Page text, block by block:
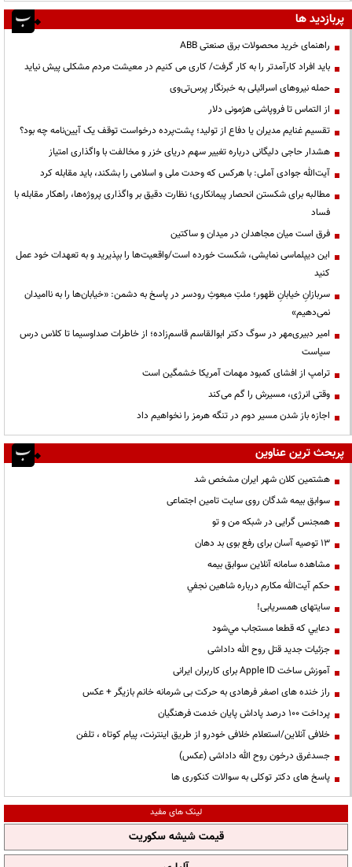
پربازدید ها
راهنمای خرید محصولات برق صنعتی ABB
باید افراد کارآمدتر را به کار گرفت/ کاری می کنیم در معیشت مردم مشکلی پیش نیاید
حمله نیروهای اسرائیلی به خبرنگار پرس‌تی‌وی
از التماس تا فروپاشی هژمونی دلار
تقسیم غنایم مدیران یا دفاع از تولید؛ پشت‌پرده درخواست توقف یک آیین‌نامه چه بود؟
هشدار حاجی دلیگانی درباره تغییر سهم دریای خزر و مخالفت با واگذاری امتیاز
آیت‌الله جوادی آملی: با هرکس که وحدت ملی و اسلامی را بشکند، باید مقابله کرد
مطالبه برای شکستن انحصار پیمانکاری؛ نظارت دقیق بر واگذاری پروژه‌ها، راهکار مقابله با
فساد
فرق است میان مجاهدان در میدان و ساکتین
این دیپلماسی نمایشی، شکست خورده است/واقعیت‌ها را بپذیرید و به تعهدات خود عمل
کنید
سربازانِ خیابانِ ظهور؛ ملتِ مبعوثِ رودسر در پاسخ به دشمن: «خیابان‌ها را به ناامیدان
نمی‌دهیم»
امیر دبیری‌مهر در سوگ دکتر ابوالقاسم قاسم‌زاده؛ از خاطرات صداوسیما تا کلاس درس
سیاست
ترامپ از افشای کمبود مهمات آمریکا خشمگین است
وقتی انرژی، مسیرش را گم می‌کند
اجازه باز شدن مسیر دوم در تنگه هرمز را نخواهیم داد
پربحث ترین عناوین
هشتمین کلان شهر ایران مشخص شد
سوابق بیمه شدگان روی سایت تامین اجتماعی
همجنس گرایی در شبکه من و تو
13 توصیه آسان برای رفع بوی بد دهان
مشاهده سامانه آنلاين سوابق بیمه
حكم آيت‌الله مكارم درباره شاهين نجفي
سایتهای همسریابی!
دعايي كه قطعا مستجاب مي‌شود
جزئیات جدید قتل روح الله داداشی
آموزش ساخت Apple ID برای کاربران ایرانی
راز خنده های اصغر فرهادی به حرکت بی شرمانه خانم بازیگر + عکس
پرداخت ۱۰۰ درصد پاداش پایان خدمت فرهنگیان
خلافی آنلاین/استعلام خلافی خودرو از طریق اینترنت، پیام کوتاه ، تلفن
جسدغرق درخون روح الله داداشی (عکس)
پاسخ های دکتر توکلی به سوالات کنکوری ها
لینک های مفید
قیمت شیشه سکوریت